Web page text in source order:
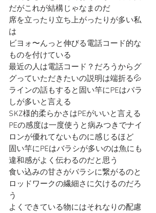
だがこれが結構じゃなまのだ
席を立ったり立ち上がったりが多い私
は
ビヨォ〜んっと伸びる電話コード的な
ものを付けている
最近の人は電話コード？だろうからグ
グっていただきたいの説明は端折る💦
ラインの話もすると固い竿にPEはバラ
しが多いと言える
SKZ様的柔らかさはPEがいいと言える
PEの感度は一度使うと病みつきでナイ
ロンが優れてないものに感じるほど
固い竿にPEはバラシが多いのは魚にも
違和感がよく伝わるのだと思う
食い込みの甘さがバラシに繋がるのと
ロッドワークの繊細さに欠けるのだろ
う
よくできている物にはそれなりの配慮